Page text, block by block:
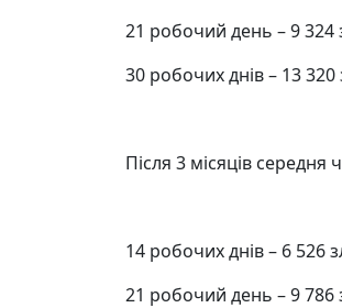
21 робочий день – 9 324
30 робочих днів – 13 320
Після 3 місяців
14 робочих днів – 6 526
21 робочий день – 9 786